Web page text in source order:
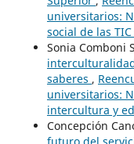
universitarios:
social de las
Sonia Comboni
saberes ,
universitarios:
intercultura y
Concepción
futuro del